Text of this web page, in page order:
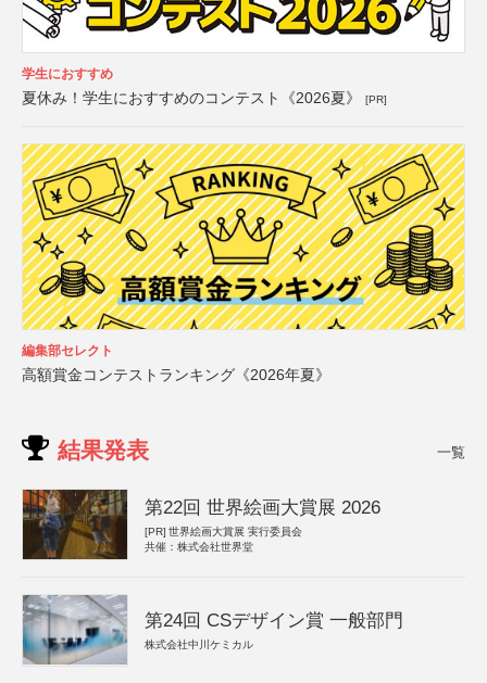
学生におすすめ
夏休み！学生におすすめのコンテスト《2026夏》 [PR]
編集部セレクト
高額賞金コンテストランキング《2026年夏》
結果発表 一覧
第22回 世界絵画大賞展 2026
[PR] 世界絵画大賞展 実行委員会
共催：株式会社世界堂
第24回 CSデザイン賞 一般部門
株式会社中川ケミカル